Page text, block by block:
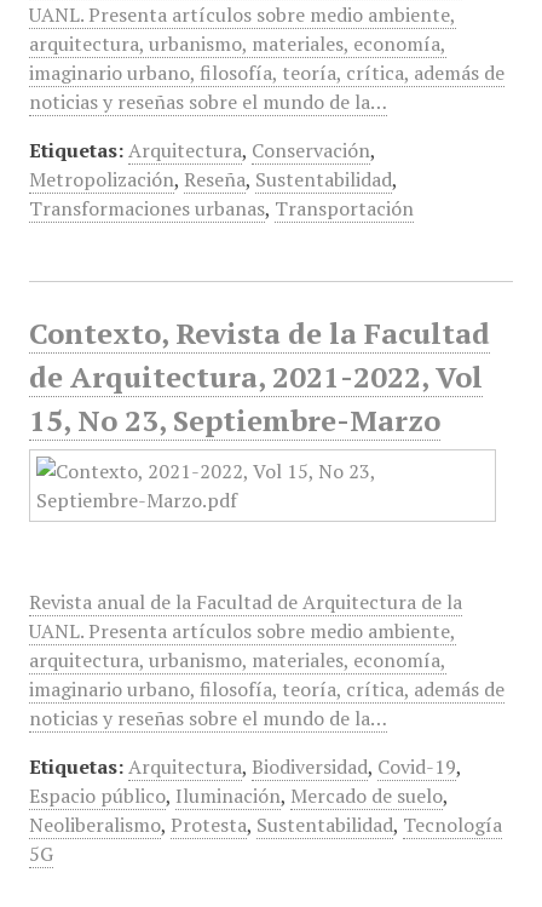
UANL. Presenta artículos sobre medio ambiente,
arquitectura, urbanismo, materiales, economía,
imaginario urbano, filosofía, teoría, crítica, además de
noticias y reseñas sobre el mundo de la…
Etiquetas: Arquitectura, Conservación,
Metropolización, Reseña, Sustentabilidad,
Transformaciones urbanas, Transportación
Contexto, Revista de la Facultad
de Arquitectura, 2021-2022, Vol
15, No 23, Septiembre-Marzo
Revista anual de la Facultad de Arquitectura de la
UANL. Presenta artículos sobre medio ambiente,
arquitectura, urbanismo, materiales, economía,
imaginario urbano, filosofía, teoría, crítica, además de
noticias y reseñas sobre el mundo de la…
Etiquetas: Arquitectura, Biodiversidad, Covid-19,
Espacio público, Iluminación, Mercado de suelo,
Neoliberalismo, Protesta, Sustentabilidad, Tecnología
5G